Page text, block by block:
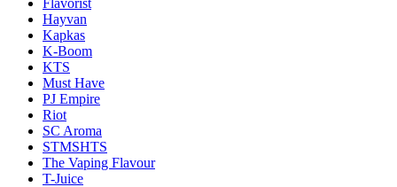
Flavorist
Hayvan
Kapkas
K-Boom
KTS
Must Have
PJ Empire
Riot
SC Aroma
STMSHTS
The Vaping Flavour
T-Juice